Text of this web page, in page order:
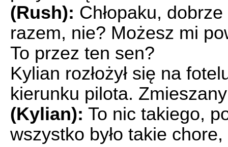
(Rush): Chłopaku,
razem, nie? Możesz mi
To przez ten sen?
Kylian rozłożył się na
kierunku pilota.
(Kylian): To nic takiego,
wszystko było takie